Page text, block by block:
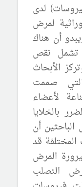
لدى
لمرض
أن هناك
تشمل نقص
الأبحاث
التي صممت
لأعضاء
بالخلايا
الباحثين أن
قد
المرض
التصلب